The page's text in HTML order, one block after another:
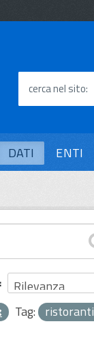
cerca nel sito
DATI ENTI
Tag: ristoranti